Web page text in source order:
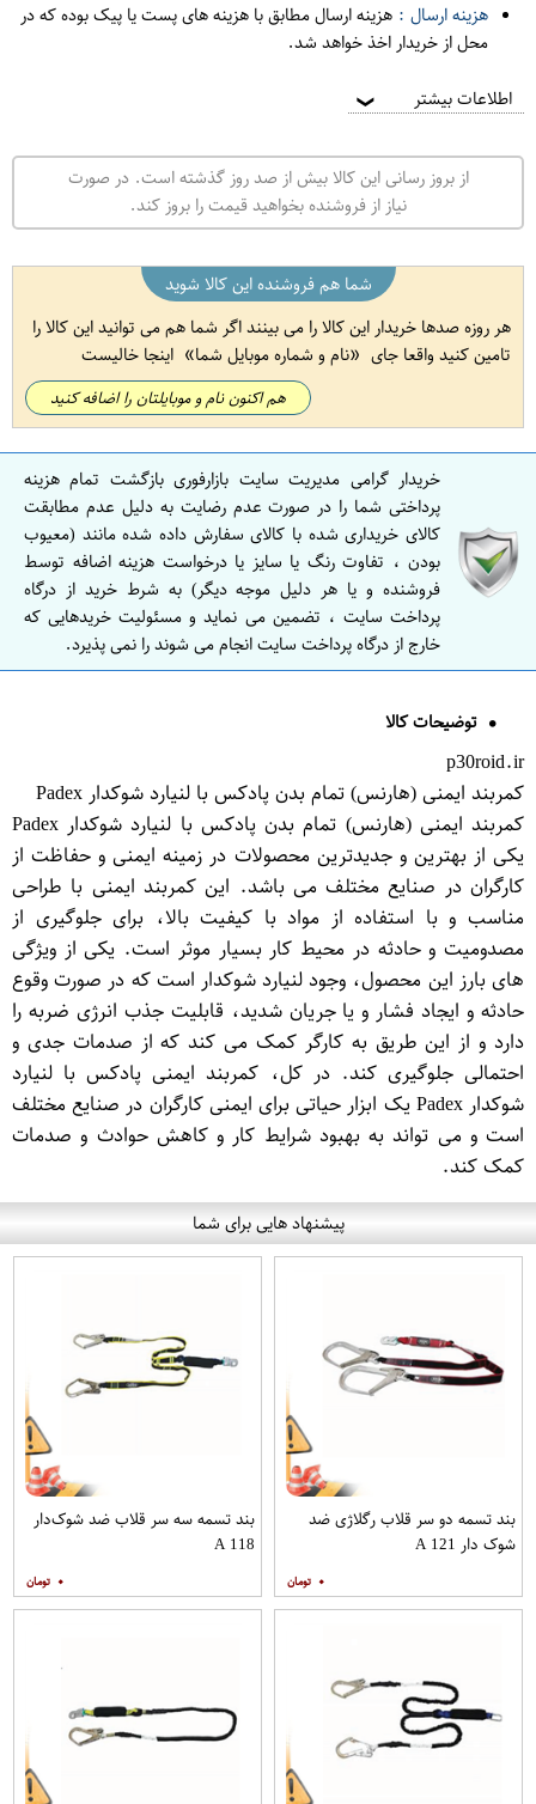
هزینه ارسال : هزینه ارسال مطابق با هزینه های پست یا پیک بوده که در
محل از خریدار اخذ خواهد شد.
اطلاعات بیشتر ❯
از بروز رسانی این کالا بیش از صد روز گذشته است. در صورت
نیاز از فروشنده بخواهید قیمت را بروز کند.
شما هم فروشنده این کالا شوید
هر روزه صدها خریدار این کالا را می بینند اگر شما هم می توانید این کالا را
تامین کنید واقعا جای
نام و شماره موبایل شما اینجا خالیست
هم اکنون نام و موبایلتان را اضافه کنید
خریدار گرامی مدیریت سایت بازارفوری بازگشت تمام هزینه
پرداختی شما را در صورت عدم رضایت به دلیل عدم مطابقت
کالای خریداری شده با کالای سفارش داده شده مانند (معیوب
بودن ، تفاوت رنگ یا سایز یا درخواست هزینه اضافه توسط
فروشنده و یا هر دلیل موجه دیگر) به شرط خرید از درگاه
پرداخت سایت ، تضمین می نماید و مسئولیت خریدهایی که
خارج از درگاه پرداخت سایت انجام می شوند را نمی پذیرد.
توضیحات کالا
p30roid.ir
کمربند ایمنی (هارنس) تمام بدن پادکس با لنیارد شوکدار Padex
کمربند ایمنی (هارنس) تمام بدن پادکس با لنیارد شوکدار Padex
یکی از بهترین و جدیدترین محصولات در زمینه ایمنی و حفاظت از
کارگران در صنایع مختلف می باشد. این کمربند ایمنی با طراحی
مناسب و با استفاده از مواد با کیفیت بالا، برای جلوگیری از
مصدومیت و حادثه در محیط کار بسیار موثر است. یکی از ویژگی
های بارز این محصول، وجود لنیارد شوکدار است که در صورت وقوع
حادثه و ایجاد فشار و یا جریان شدید، قابلیت جذب انرژی ضربه را
دارد و از این طریق به کارگر کمک می کند که از صدمات جدی و
احتمالی جلوگیری کند. در کل، کمربند ایمنی پادکس با لنیارد
شوکدار Padex یک ابزار حیاتی برای ایمنی کارگران در صنایع مختلف
است و می تواند به بهبود شرایط کار و کاهش حوادث و صدمات
کمک کند.
پیشنهاد هایی برای شما
بند تسمه دو سر قلاب رگلاژی ضد
شوک دار A 121
۰
بند تسمه سه سر قلاب ضد شوک‌دار
A 118
۰